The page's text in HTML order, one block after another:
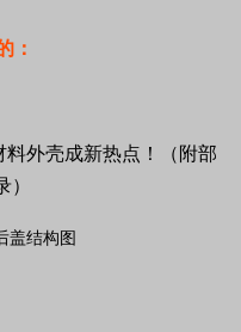
：
盖结构图